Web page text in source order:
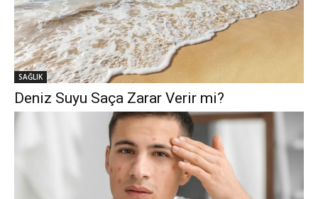
SAĞLIK
Deniz Suyu Saça Zarar Verir mi?